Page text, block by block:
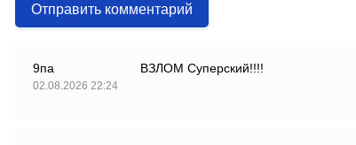
Отправить комментарий
9па
02.08.2026 22:24
ВЗЛОМ Суперский!!!!